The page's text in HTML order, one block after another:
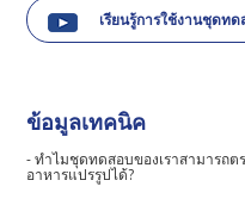
เรียนรู้การใช้งานชุดท
ข้อมูลเทคนิค
- ทำไมชุดทดสอบของเราสามารถ
อาหารแปรรูปได้?